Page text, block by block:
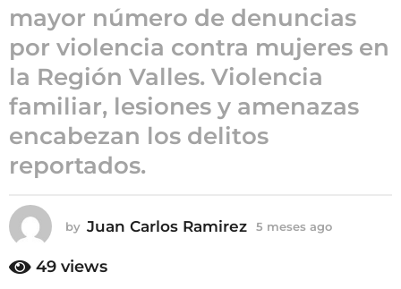
o
m
e
s
e
s
a
o
mayor número de denuncias
por violencia contra mujeres en
la Región Valles. Violencia
familiar, lesiones y amenazas
encabezan los delitos
reportados.
by Juan Carlos Ramirez 5 meses ago
49 views